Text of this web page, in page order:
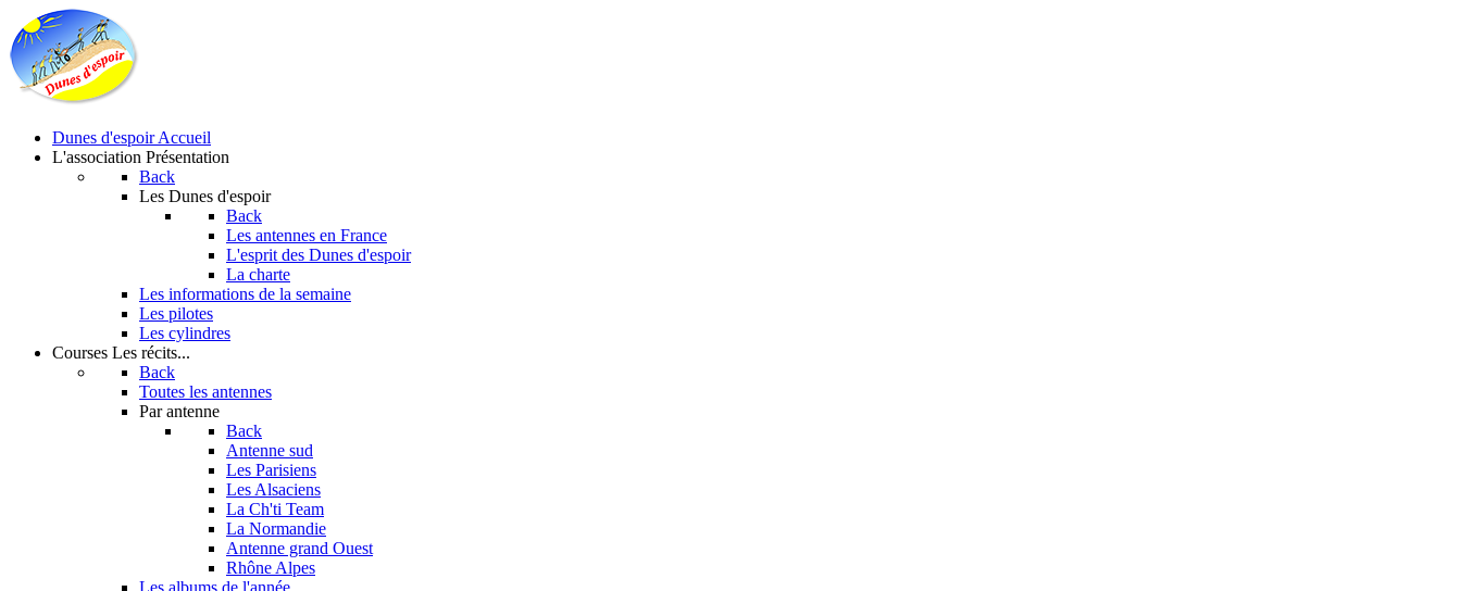
Dunes d'espoir Accueil
L'association Présentation
Back
Les Dunes d'espoir
Back
Les antennes en France
L'esprit des Dunes d'espoir
La charte
Les informations de la semaine
Les pilotes
Les cylindres
Courses Les récits...
Back
Toutes les antennes
Par antenne
Back
Antenne sud
Les Parisiens
Les Alsaciens
La Ch'ti Team
La Normandie
Antenne grand Ouest
Rhône Alpes
Les albums de l'année